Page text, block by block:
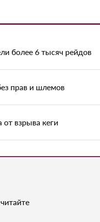
более 6 тысяч рейдов
прав и шлемов
взрыва кеги